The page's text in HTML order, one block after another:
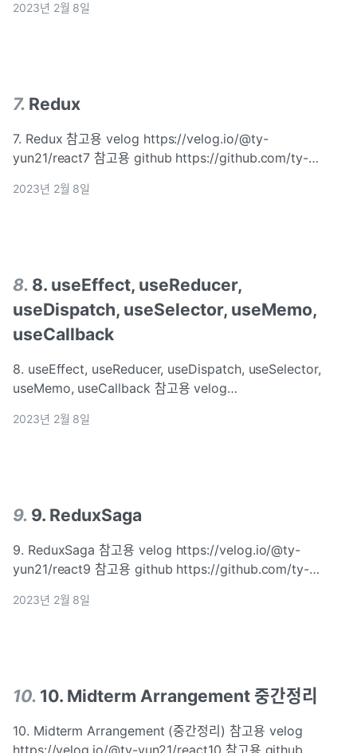
message : 목표 배열 항목 추가 배열 항목 제거 배열 항목 수
2023년 2월 8일
7. Redux
7. Redux 참고용 velog https://velog.io/@ty-
yun21/react7 참고용 github https://github.com/ty-
리 Redux 1.1 미들웨어 : 리덕스로 상태 관리시 우리가
2023년 2월 8일
8. 8. useEffect, useReducer,
useDispatch, useSelector, useMemo,
useCallback
8. useEffect, useReducer, useDispatch, useSelector,
useMemo, useCallback 참고용 velog
https://github.com/ty-yoon21/react-study1 commit
2023년 2월 8일
9. 9. ReduxSaga
9. ReduxSaga 참고용 velog https://velog.io/@ty-
yun21/react9 참고용 github https://github.com/ty-
redux, redux-saga 목표 redux-saga 정리 redux-saga 1.1
2023년 2월 8일
10. 10. Midterm Arrangement 중간정리
10. Midterm Arrangement (중간정리) 참고용 velog